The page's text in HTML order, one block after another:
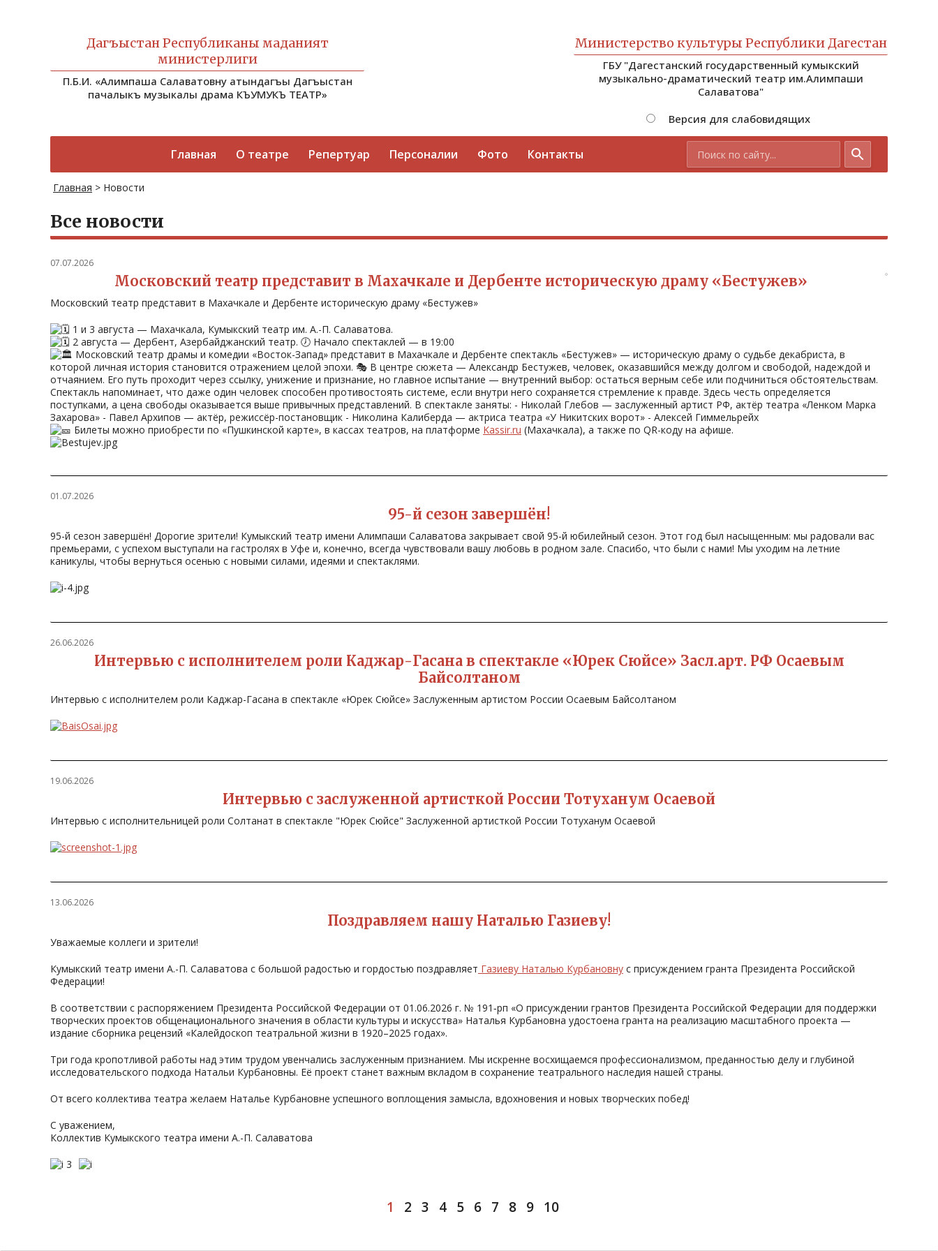
Дагъыстан Республиканы маданият
министерлиги
П.Б.И. «Алимпаша Салаватовну атындагъы Дагъыстан
пачалыкъ музыкалы драма КЪУМУКЪ ТЕАТР»
Министерство культуры Республики Дагестан
ГБУ "Дагестанский государственный кумыкский
музыкально-драматический театр им.Алимпаши
Салаватова"
Версия для слабовидящих
Главная О театре Репертуар Персоналии Фото Контакты
Главная > Новости
Все новости
07.07.2026
Московский театр представит в Махачкале и Дербенте историческую драму «Бестужев»
Московский театр представит в Махачкале и Дербенте историческую драму «Бестужев»
1 и 3 августа — Махачкала, Кумыкский театр им. А.-П. Салаватова.
2 августа — Дербент, Азербайджанский театр. 🕖 Начало спектаклей — в 19:00
Московский театр драмы и комедии «Восток-Запад» представит в Махачкале и Дербенте спектакль «Бестужев» — историческую драму о судьбе декабриста, в
которой личная история становится отражением целой эпохи. 🎭 В центре сюжета — Александр Бестужев, человек, оказавшийся между долгом и свободой, надеждой и
отчаянием. Его путь проходит через ссылку, унижение и признание, но главное испытание — внутренний выбор: остаться верным себе или подчиниться обстоятельствам.
Спектакль напоминает, что даже один человек способен противостоять системе, если внутри него сохраняется стремление к правде. Здесь честь определяется
поступками, а цена свободы оказывается выше привычных представлений. В спектакле заняты: - Николай Глебов — заслуженный артист РФ, актёр театра «Ленком Марка
Захарова» - Павел Архипов — актёр, режиссёр-постановщик - Николина Калиберда — актриса театра «У Никитских ворот» - Алексей Гиммельрейх
Билеты можно приобрести по «Пушкинской карте», в кассах театров, на платформе Kassir.ru (Махачкала), а также по QR-коду на афише.
01.07.2026
95-й сезон завершён!
95-й сезон завершён! Дорогие зрители! Кумыкский театр имени Алимпаши Салаватова закрывает свой 95-й юбилейный сезон. Этот год был насыщенным: мы радовали вас
премьерами, с успехом выступали на гастролях в Уфе и, конечно, всегда чувствовали вашу любовь в родном зале. Спасибо, что были с нами! Мы уходим на летние
каникулы, чтобы вернуться осенью с новыми силами, идеями и спектаклями.
26.06.2026
Интервью с исполнителем роли Каджар-Гасана в спектакле «Юрек Сюйсе» Засл.арт. РФ Осаевым
Байсолтаном
Интервью с исполнителем роли Каджар-Гасана в спектакле «Юрек Сюйсе» Заслуженным артистом России Осаевым Байсолтаном
19.06.2026
Интервью с заслуженной артисткой России Тотуханум Осаевой
Интервью с исполнительницей роли Солтанат в спектакле "Юрек Сюйсе" Заслуженной артисткой России Тотуханум Осаевой
13.06.2026
Поздравляем нашу Наталью Газиеву!
Уважаемые коллеги и зрители!
Кумыкский театр имени А.-П. Салаватова с большой радостью и гордостью поздравляет Газиеву Наталью Курбановну с присуждением гранта Президента Российской
Федерации!
В соответствии с распоряжением Президента Российской Федерации от 01.06.2026 г. № 191‑рп «О присуждении грантов Президента Российской Федерации для поддержки
творческих проектов общенационального значения в области культуры и искусства» Наталья Курбановна удостоена гранта на реализацию масштабного проекта —
издание сборника рецензий «Калейдоскоп театральной жизни в 1920–2025 годах».
Три года кропотливой работы над этим трудом увенчались заслуженным признанием. Мы искренне восхищаемся профессионализмом, преданностью делу и глубиной
исследовательского подхода Натальи Курбановны. Её проект станет важным вкладом в сохранение театрального наследия нашей страны.
От всего коллектива театра желаем Наталье Курбановне успешного воплощения замысла, вдохновения и новых творческих побед!
С уважением,
Коллектив Кумыкского театра имени А.-П. Салаватова
1 2 3 4 5 6 7 8 9 10